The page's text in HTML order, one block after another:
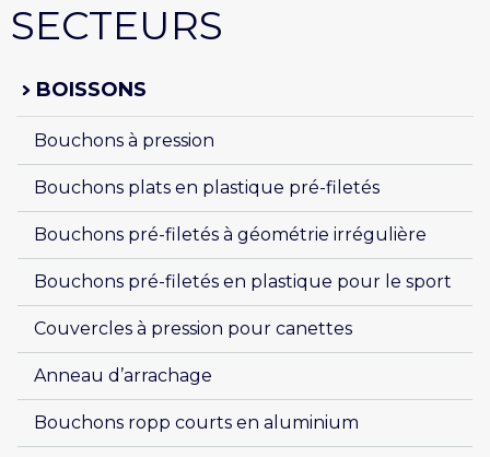
SECTEURS
BOISSONS
Bouchons à pression
Bouchons plats en plastique pré-filetés
Bouchons pré-filetés à géométrie irrégulière
Bouchons pré-filetés en plastique pour le sport
Couvercles à pression pour canettes
Anneau d’arrachage
Bouchons ropp courts en aluminium